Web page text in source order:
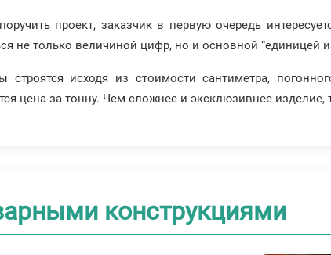
проект, заказчик в первую очередь
не только величиной цифр, но и основной “единицей
строятся исходя из стоимости сантиметра,
цена за тонну. Чем сложнее и эксклюзивнее
конструкциями